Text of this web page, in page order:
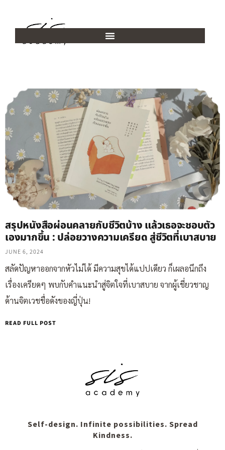
สรุปหนังสือผ่อนคลายกับชีวิตบ้าง แล้วเธอจะชอบตัว
เองมากขึ้น : ปล่อยวางความเครียด สู่ชีวิตที่เบาสบาย
JUNE 6, 2024
สลัดปัญหาออกจากหัวไม่ได้ มีความสุขได้แปปเดียว ก็เผลอนึกถึง
เรื่องเครียดๆ พบกับคำแนะนำสู่จิตใจที่เบาสบาย จากผู้เชี่ยวชาญ
ด้านจิตเวชชื่อดังของญี่ปุ่น!
READ FULL POST
Self-design. Infinite possibilities. Spread
Kindness.